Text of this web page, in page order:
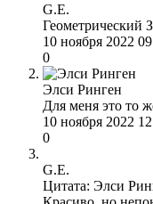
G.E.
Геометрический
10 ноября 2022
0
Элси Ринген
Для меня это то
10 ноября 2022
0
G.E.
Цитата: Элси